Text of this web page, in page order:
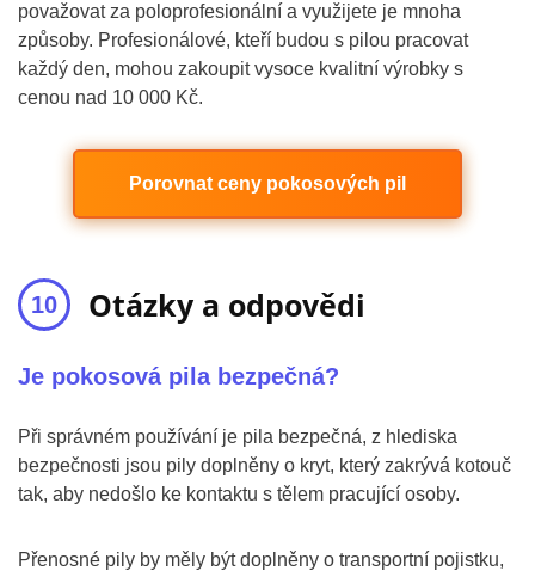
považovat za poloprofesionální a využijete je mnoha
způsoby. Profesionálové, kteří budou s pilou pracovat
každý den, mohou zakoupit vysoce kvalitní výrobky s
cenou nad 10 000 Kč.
Porovnat ceny pokosových pil
Otázky a odpovědi
Je pokosová pila bezpečná?
Při správném používání je pila bezpečná, z hlediska
bezpečnosti jsou pily doplněny o kryt, který zakrývá kotouč
tak, aby nedošlo ke kontaktu s tělem pracující osoby.
Přenosné pily by měly být doplněny o transportní pojistku,